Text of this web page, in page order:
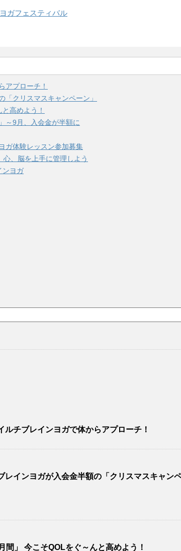
ガフェスティバル
アプローチ！
クリスマスキャンペーン」
高めよう！
～9月、入会金が半額に
ガ体験レッスン参加募集
心、脳を上手に管理しよう
ンヨガ
チブレインヨガで体からアプローチ！
インヨガが入会金半額の「クリスマスキャン
」 今こそQOLをぐ～んと高めよう！